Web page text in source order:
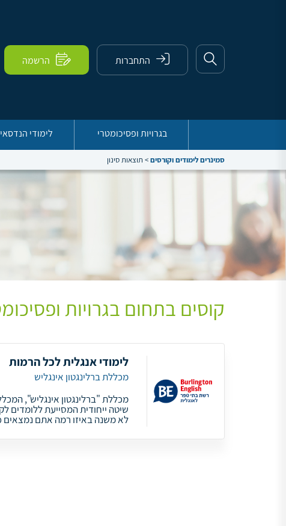
התחברות הרשמה
בגרויות ופסיכומטרי לימודי
סמינרים לימודים וקורסים> תוצאות סינון
קוסים בתחום בגרויות
לימודי אנגלית לכל הרמות
מכללת ברלינגטון אינגליש
מכללת "ברלינגטון אינגליש",
שיטה ייחודית המסייעת ללומדים
לא משנה באיזו רמה אתם נמצאים